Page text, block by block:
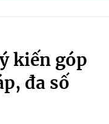
kiến góp
đa số